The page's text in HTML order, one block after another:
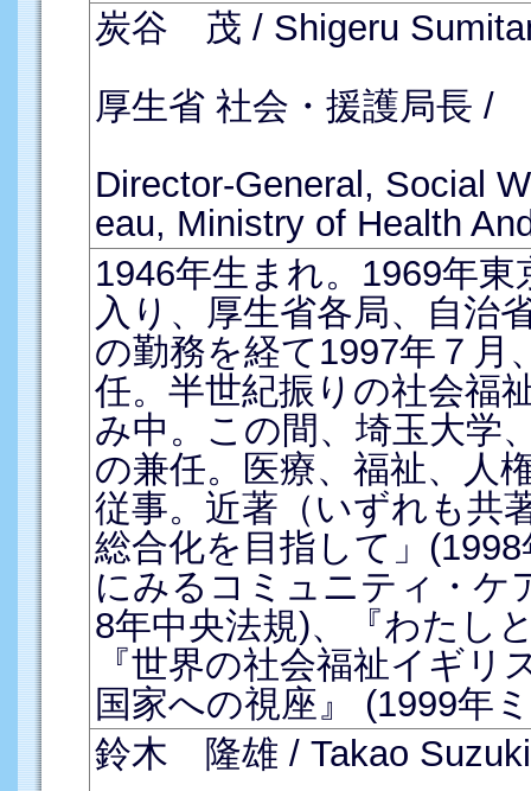
炭谷 茂 / Shigeru
厚生省 社会・援護局長 /
Director-General, Social
eau, Ministry of Health
1946年生まれ。1969年
入り、厚生省各局、自治
の勤務を経て1997年７月
任。半世紀振りの社会福
み中。この間、埼玉大学
の兼任。医療、福祉、人
従事。近著（いずれも共
総合化を目指して」
にみるコミュニティ・ケ
8年中央法規)、『わたし
『世界の社会福祉イギリ
国家への視座』 (1999年
鈴木 隆雄 / Takao